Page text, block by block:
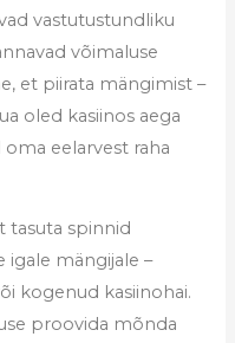
vastutustundliku
võimaluse
et piirata mängimist –
oled kasiinos aega
eelarvest raha
tasuta spinnid
igale mängijale –
kogenud kasiinohai.
proovida mõnda